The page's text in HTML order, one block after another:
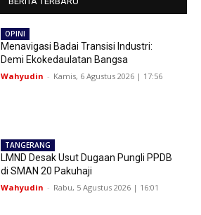
OPINI
Menavigasi Badai Transisi Industri:
Demi Ekokedaulatan Bangsa
Wahyudin - Kamis, 6 Agustus 2026 | 17:56
TANGERANG
LMND Desak Usut Dugaan Pungli PPDB
di SMAN 20 Pakuhaji
Wahyudin - Rabu, 5 Agustus 2026 | 16:01